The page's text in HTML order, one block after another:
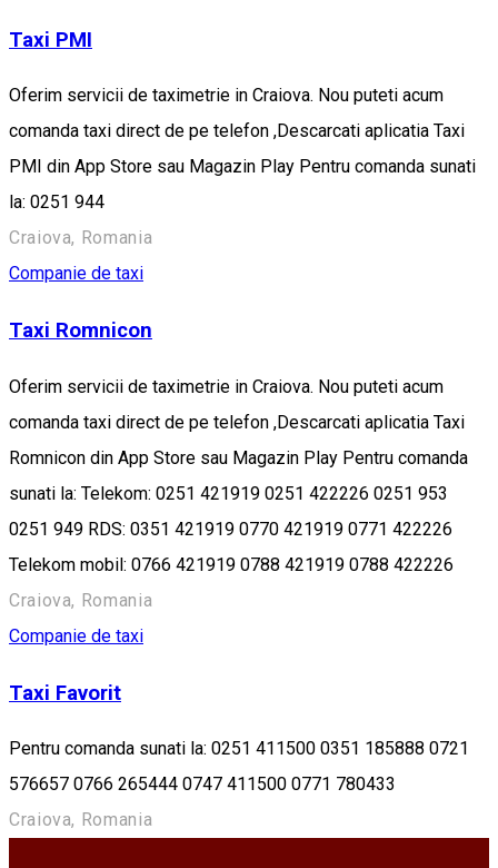
Taxi PMI
Oferim servicii de taximetrie in Craiova. Nou puteti acum
comanda taxi direct de pe telefon ,Descarcati aplicatia Taxi
PMI din App Store sau Magazin Play Pentru comanda sunati
la: 0251 944
Craiova, Romania
Companie de taxi
Taxi Romnicon
Oferim servicii de taximetrie in Craiova. Nou puteti acum
comanda taxi direct de pe telefon ,Descarcati aplicatia Taxi
Romnicon din App Store sau Magazin Play Pentru comanda
sunati la: Telekom: 0251 421919 0251 422226 0251 953
0251 949 RDS: 0351 421919 0770 421919 0771 422226
Telekom mobil: 0766 421919 0788 421919 0788 422226
Craiova, Romania
Companie de taxi
Taxi Favorit
Pentru comanda sunati la: 0251 411500 0351 185888 0721
576657 0766 265444 0747 411500 0771 780433
Craiova, Romania